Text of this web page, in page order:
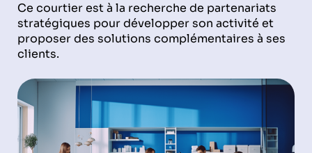
Ce courtier est à la recherche de partenariats
stratégiques pour développer son activité et
proposer des solutions complémentaires à ses
clients.